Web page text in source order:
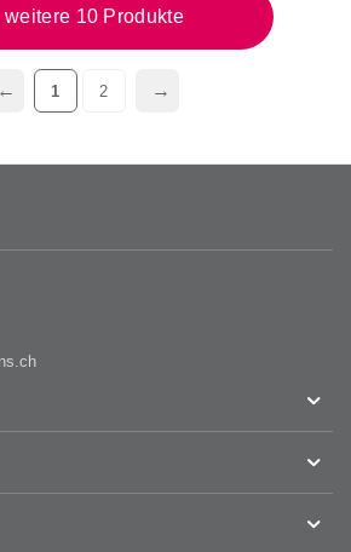
weitere 10 Produkte
1 2